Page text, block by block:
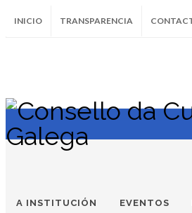
INICIO TRANSPARENCIA
InstagramFacebook
A INSTITUCIÓN EVENTOS